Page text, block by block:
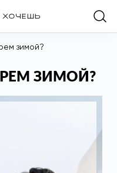
зимой?
ЗИМОЙ?